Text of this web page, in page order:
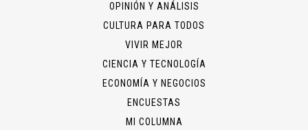
OPINIÓN Y ANÁLISIS
CULTURA PARA TODOS
VIVIR MEJOR
CIENCIA Y TECNOLOGÍA
ECONOMÍA Y NEGOCIOS
ENCUESTAS
MI COLUMNA